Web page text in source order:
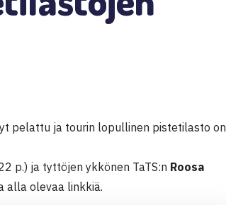
pelattu ja tourin lopullinen pistetilasto on
p.) ja tyttöjen ykkönen TaTS:n Roosa
alla olevaa linkkiä.